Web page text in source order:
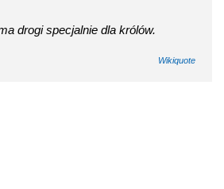
drogi specjalnie dla królów.
Wikiquote